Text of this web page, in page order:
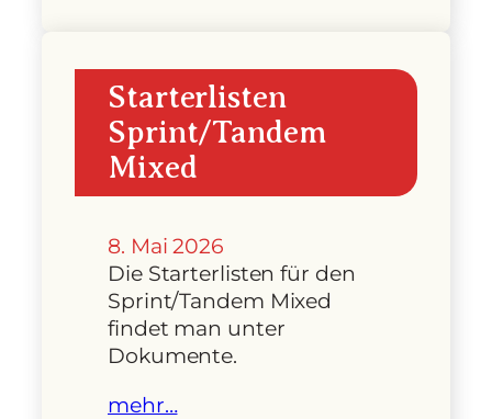
Starterlisten
Sprint/Tandem
Mixed
8. Mai 2026
Die Starterlisten für den
Sprint/Tandem Mixed
findet man unter
Dokumente.
mehr…